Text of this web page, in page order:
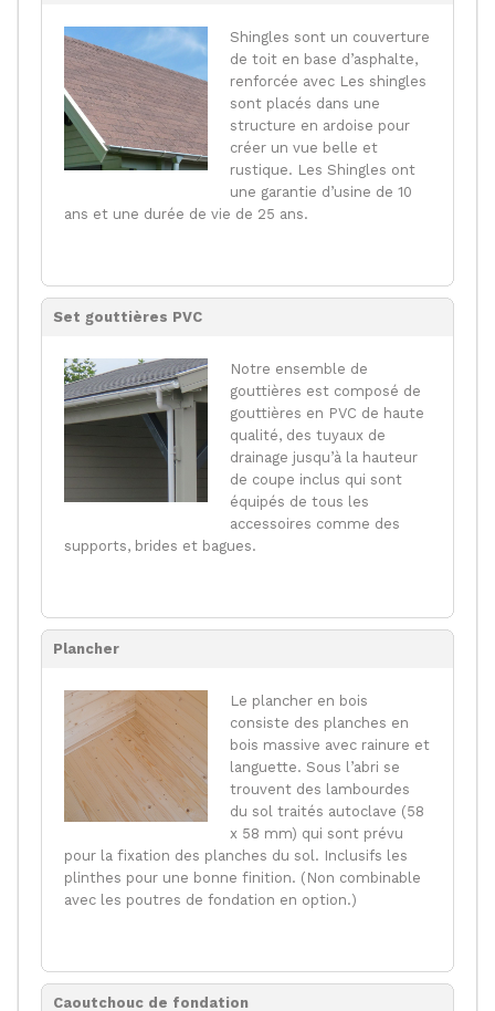
Shingles sont un couverture
de toit en base d’asphalte,
renforcée avec Les shingles
sont placés dans une
structure en ardoise pour
créer un vue belle et
rustique. Les Shingles ont
une garantie d’usine de 10
ans et une durée de vie de 25 ans.
Set gouttières PVC
Notre ensemble de
gouttières est composé de
gouttières en PVC de haute
qualité, des tuyaux de
drainage jusqu’à la hauteur
de coupe inclus qui sont
équipés de tous les
accessoires comme des
supports, brides et bagues.
Plancher
Le plancher en bois
consiste des planches en
bois massive avec rainure et
languette. Sous l’abri se
trouvent des lambourdes
du sol traités autoclave (58
x 58 mm) qui sont prévu
pour la fixation des planches du sol. Inclusifs les
plinthes pour une bonne finition. (Non combinable
avec les poutres de fondation en option.)
Caoutchouc de fondation